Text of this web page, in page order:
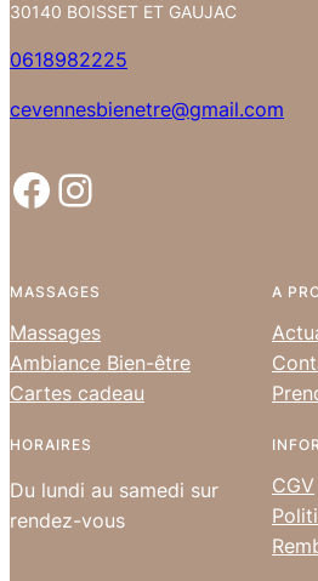
30140 BOISSET ET GAUJAC
0618982225
cevennesbienetre@gmail.com
Facebook Instagram
MASSAGES
Massages
Ambiance Bien-être
Cartes cadeau
A
HORAIRES
Du lundi au samedi sur
rendez-vous
CGV